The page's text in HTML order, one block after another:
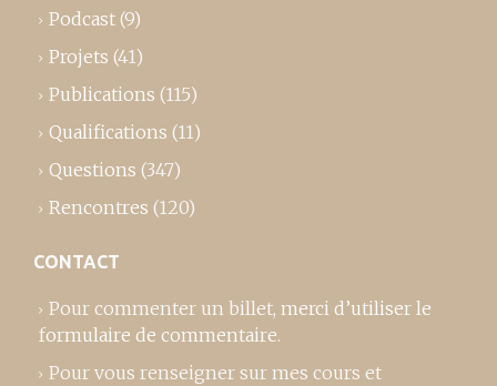
Podcast (9)
Projets (41)
Publications (115)
Qualifications (11)
Questions (347)
Rencontres (120)
CONTACT
Pour commenter un billet, merci d’utiliser le
formulaire de commentaire.
Pour vous renseigner sur mes cours et